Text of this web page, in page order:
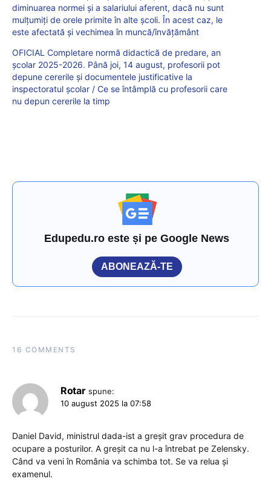
diminuarea normei și a salariului aferent, dacă nu sunt
mulțumiți de orele primite în alte școli. În acest caz, le
este afectată și vechimea în muncă/învățământ
OFICIAL Completare normă didactică de predare, an
școlar 2025-2026. Până joi, 14 august, profesorii pot
depune cererile și documentele justificative la
inspectoratul școlar / Ce se întâmplă cu profesorii care
nu depun cererile la timp
Edupedu.ro este și pe Google News
ABONEAZĂ-TE
16 COMMENTS
Rotar spune:
10 august 2025 la 07:58
Daniel David, ministrul dada-ist a greșit grav procedura de
ocupare a posturilor. A greșit ca nu l-a întrebat pe Zelensky.
Când va veni în România va schimba tot. Se va relua și
examenul.